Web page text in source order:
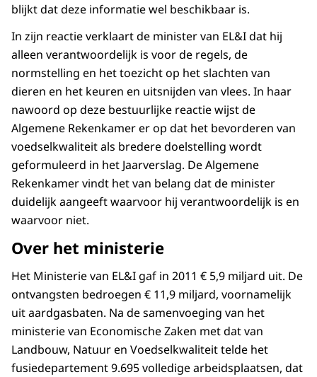
blijkt dat deze informatie wel beschikbaar is.
In zijn reactie verklaart de minister van EL&I dat hij
alleen verantwoordelijk is voor de regels, de
normstelling en het toezicht op het slachten van
dieren en het keuren en uitsnijden van vlees. In haar
nawoord op deze bestuurlijke reactie wijst de
Algemene Rekenkamer er op dat het bevorderen van
voedselkwaliteit als bredere doelstelling wordt
geformuleerd in het Jaarverslag. De Algemene
Rekenkamer vindt het van belang dat de minister
duidelijk aangeeft waarvoor hij verantwoordelijk is en
waarvoor niet.
Over het ministerie
Het Ministerie van EL&I gaf in 2011 € 5,9 miljard uit. De
ontvangsten bedroegen € 11,9 miljard, voornamelijk
uit aardgasbaten. Na de samenvoeging van het
ministerie van Economische Zaken met dat van
Landbouw, Natuur en Voedselkwaliteit telde het
fusiedepartement 9.695 volledige arbeidsplaatsen, dat